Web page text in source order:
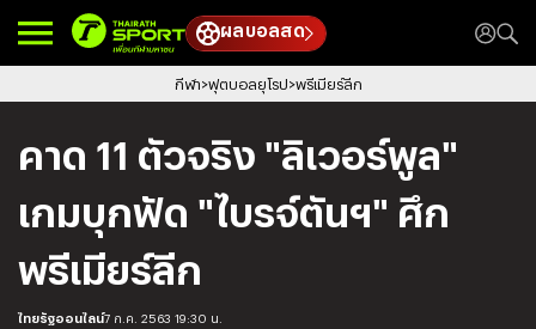
ผลบอลสด
กีฬา ฟุตบอลยุโรป พรีเมียร์ลีก
คาด 11 ตัวจริง "ลิเวอร์พูล"
เกมบุกฟัด "ไบรจ์ตันฯ" ศึก
พรีเมียร์ลีก
ไทยรัฐออนไลน์7 ก.ค. 2563 19:30 น.